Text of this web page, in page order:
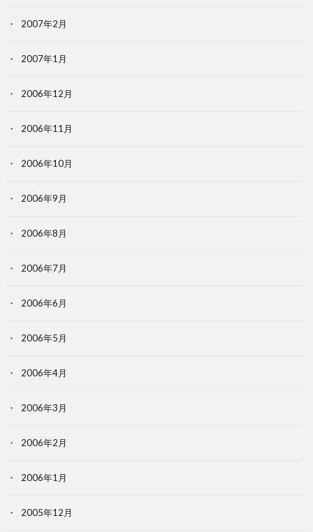
2007年2月
2007年1月
2006年12月
2006年11月
2006年10月
2006年9月
2006年8月
2006年7月
2006年6月
2006年5月
2006年4月
2006年3月
2006年2月
2006年1月
2005年12月